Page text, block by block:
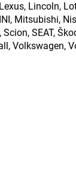
Lincoln,
Mitsubishi,
Scion, SEAT,
Volkswagen,